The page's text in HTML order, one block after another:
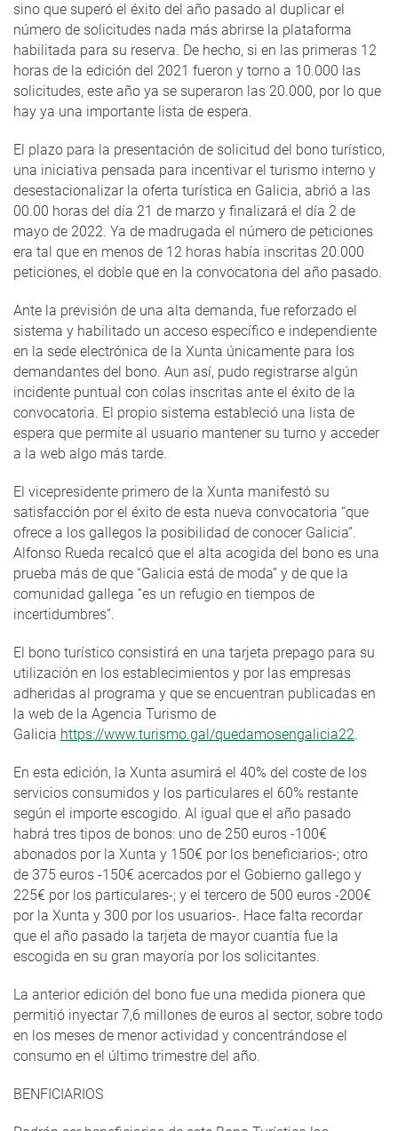
sino que superó el éxito del año pasado al duplicar el
número de solicitudes nada más abrirse la plataforma
habilitada para su reserva. De hecho, si en las primeras 12
horas de la edición del 2021 fueron y torno a 10.000 las
solicitudes, este año ya se superaron las 20.000, por lo que
hay ya una importante lista de espera.
El plazo para la presentación de solicitud del bono turístico,
una iniciativa pensada para incentivar el turismo interno y
desestacionalizar la oferta turística en Galicia, abrió a las
00.00 horas del día 21 de marzo y finalizará el día 2 de
mayo de 2022. Ya de madrugada el número de peticiones
era tal que en menos de 12 horas había inscritas 20.000
peticiones, el doble que en la convocatoria del año pasado.
Ante la previsión de una alta demanda, fue reforzado el
sistema y habilitado un acceso específico e independiente
en la sede electrónica de la Xunta únicamente para los
demandantes del bono. Aun así, pudo registrarse algún
incidente puntual con colas inscritas ante el éxito de la
convocatoria. El propio sistema estableció una lista de
espera que permite al usuario mantener su turno y acceder
a la web algo más tarde.
El vicepresidente primero de la Xunta manifestó su
satisfacción por el éxito de esta nueva convocatoria “que
ofrece a los gallegos la posibilidad de conocer Galicia”.
Alfonso Rueda recalcó que el alta acogida del bono es una
prueba más de que “Galicia está de moda” y de que la
comunidad gallega “es un refugio en tiempos de
incertidumbres”.
El bono turístico consistirá en una tarjeta prepago para su
utilización en los establecimientos y por las empresas
adheridas al programa y que se encuentran publicadas en
la web de la Agencia Turismo de
Galicia https://www.turismo.gal/quedamosengalicia22.
En esta edición, la Xunta asumirá el 40% del coste de los
servicios consumidos y los particulares el 60% restante
según el importe escogido. Al igual que el año pasado
habrá tres tipos de bonos: uno de 250 euros -100€
abonados por la Xunta y 150€ por los beneficiarios-; otro
de 375 euros -150€ acercados por el Gobierno gallego y
225€ por los particulares-; y el tercero de 500 euros -200€
por la Xunta y 300 por los usuarios-. Hace falta recordar
que el año pasado la tarjeta de mayor cuantía fue la
escogida en su gran mayoría por los solicitantes.
La anterior edición del bono fue una medida pionera que
permitió inyectar 7,6 millones de euros al sector, sobre todo
en los meses de menor actividad y concentrándose el
consumo en el último trimestre del año.
BENFICIARIOS